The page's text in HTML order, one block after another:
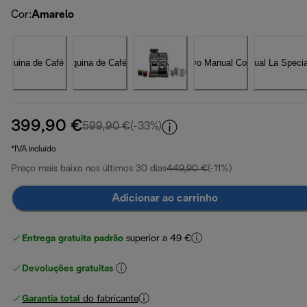
Cor:Amarelo
399,90 €599,90 €preço original 599,90 €
(-33%)
*IVA incluído
Preço mais baixo nos últimos 30 dias449,90 €(-11%)
Adicionar ao carrinho
Entrega gratuita padrão superior a 49 €
Devoluções gratuitas
Garantia total do fabricante